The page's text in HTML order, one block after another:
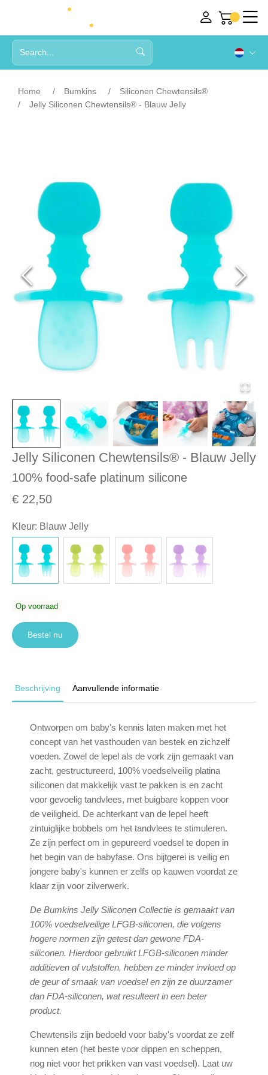
Home Bumkins
Siliconen Chewtensils®
Jelly Siliconen Chewtensils® - Blauw Jelly
Jelly Siliconen Chewtensils® - Blauw Jelly
100% food-safe platinum silicone
€ 22,50
Kleur: Blauw Jelly
Op voorraad
Bestel nu
Beschrijving Aanvullende informatie
Ontworpen om baby's kennis laten maken met het
concept van het vasthouden van bestek en zichzelf
voeden. Zowel de lepel als de vork zijn gemaakt van
zacht, gestructureerd, 100% voedselveilig platina
siliconen dat makkelijk vast te pakken is en zacht
voor gevoelig tandvlees, met buigbare koppen voor
de veiligheid. De achterkant van de lepel heeft
zintuiglijke bobbels om het tandvlees te stimuleren.
Ze zijn perfect om in gepureerd voedsel te dopen in
het begin van de babyfase. Ons bijtgerei is veilig en
jongere baby's kunnen er zelfs op kauwen voordat ze
klaar zijn voor zilverwerk.
De Bumkins Jelly Siliconen Collectie is gemaakt van
100% voedselveilige LFGB-siliconen, die volgens
hogere normen zijn getest dan gewone FDA-
siliconen. Hierdoor gebruikt LFGB-siliconen minder
additieven of vulstoffen, hebben ze minder invloed op
de geur of smaak van voedsel en zijn ze duurzamer
dan FDA-siliconen, wat resulteert in een beter
product.
Chewtensils zijn bedoeld voor baby's voordat ze zelf
kunnen eten (het beste voor dippen en scheppen,
nog niet voor het prikken van vast voedsel). Laat uw